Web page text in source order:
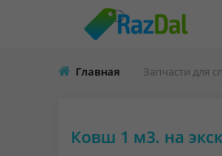
Главная Запчасти для
Ковш 1 м3. на